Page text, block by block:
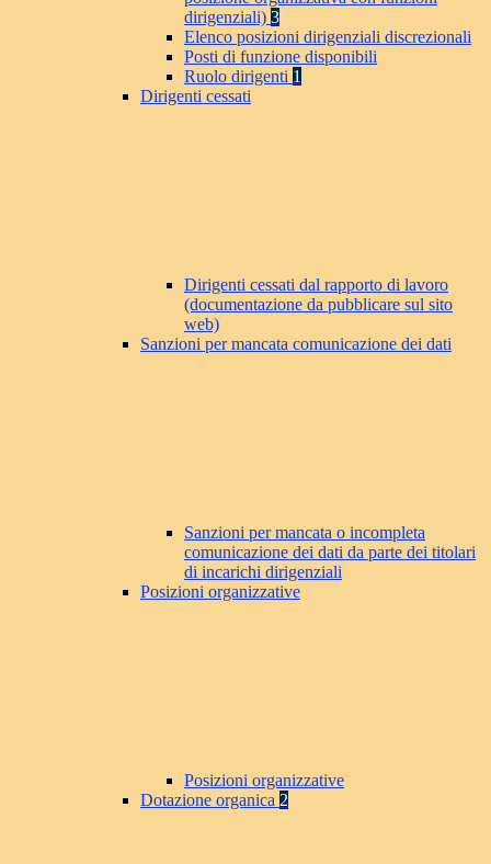
dirigenziali) 3
Elenco posizioni dirigenziali discrezionali
Posti di funzione disponibili
Ruolo dirigenti 1
Dirigenti cessati
Dirigenti cessati dal rapporto di lavoro
(documentazione da pubblicare sul sito
web)
Sanzioni per mancata comunicazione dei dati
Sanzioni per mancata o incompleta
comunicazione dei dati da parte dei titolari
di incarichi dirigenziali
Posizioni organizzative
Posizioni organizzative
Dotazione organica 2